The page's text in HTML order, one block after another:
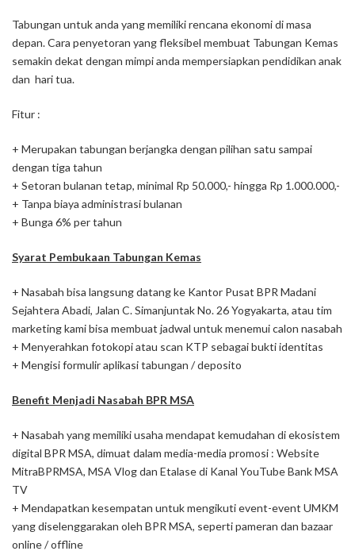
Tabungan untuk anda yang memiliki rencana ekonomi di masa
depan. Cara penyetoran yang fleksibel membuat Tabungan Kemas
semakin dekat dengan mimpi anda mempersiapkan pendidikan anak
dan hari tua.
Fitur :
+ Merupakan tabungan berjangka dengan pilihan satu sampai
dengan tiga tahun
+ Setoran bulanan tetap, minimal Rp 50.000,- hingga Rp 1.000.000,-
+ Tanpa biaya administrasi bulanan
+ Bunga 6% per tahun
Syarat Pembukaan Tabungan Kemas
+ Nasabah bisa langsung datang ke Kantor Pusat BPR Madani
Sejahtera Abadi, Jalan C. Simanjuntak No. 26 Yogyakarta, atau tim
marketing kami bisa membuat jadwal untuk menemui calon nasabah
+ Menyerahkan fotokopi atau scan KTP sebagai bukti identitas
+ Mengisi formulir aplikasi tabungan / deposito
Benefit Menjadi Nasabah BPR MSA
+ Nasabah yang memiliki usaha mendapat kemudahan di ekosistem
digital BPR MSA, dimuat dalam media-media promosi : Website
MitraBPRMSA, MSA Vlog dan Etalase di Kanal YouTube Bank MSA
TV
+ Mendapatkan kesempatan untuk mengikuti event-event UMKM
yang diselenggarakan oleh BPR MSA, seperti pameran dan bazaar
online / offline